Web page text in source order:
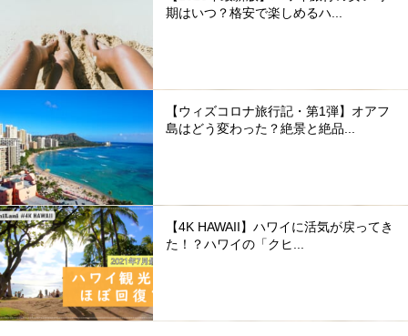
期はいつ？格安で楽しめるハ...
【ウィズコロナ旅行記・第1弾】オアフ
島はどう変わった？絶景と絶品...
【4K HAWAII】ハワイに活気が戻ってき
た！？ハワイの「クヒ...